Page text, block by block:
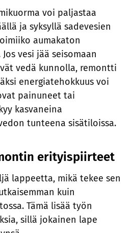
voi paljastaa
ja syksyllä sadevesien
aumakaton
vesi jää seisomaan
vedä kunnolla, remontti
energiatehokkuus voi
painuneet tai
kasvaneina
tunteena sisätiloissa.
erityispiirteet
lappeetta, mikä tekee sen
kuin
Tämä lisää työn
sillä jokainen lape